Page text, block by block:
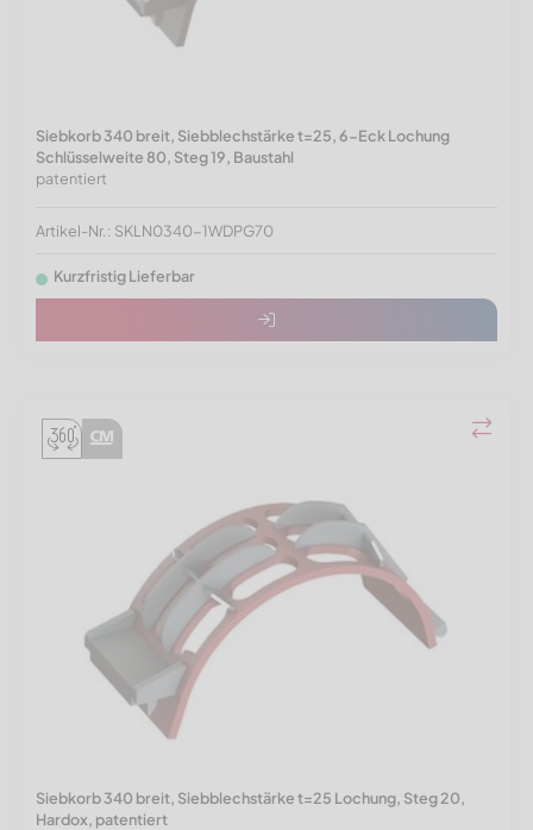
Siebkorb 340 breit, Siebblechstärke t=25, 6-Eck Lochung
Schlüsselweite 80, Steg 19, Baustahl
patentiert
Artikel-Nr.: SKLN0340-1WDPG70
Kurzfristig Lieferbar
Siebkorb 340 breit, Siebblechstärke t=25 Lochung, Steg 20,
Hardox, patentiert